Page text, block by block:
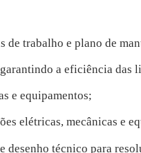
de trabalho e plano de
a eficiência das
e equipamentos;
elétricas, mecânicas e
desenho técnico para